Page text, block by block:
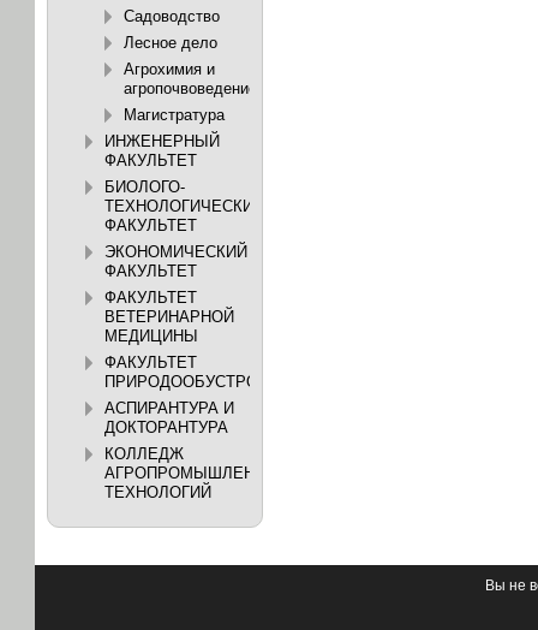
Садоводство
Лесное дело
Агрохимия и
агропочвоведение
Магистратура
ИНЖЕНЕРНЫЙ
ФАКУЛЬТЕТ
БИОЛОГО-
ТЕХНОЛОГИЧЕСКИЙ
ФАКУЛЬТЕТ
ЭКОНОМИЧЕСКИЙ
ФАКУЛЬТЕТ
ФАКУЛЬТЕТ
ВЕТЕРИНАРНОЙ
МЕДИЦИНЫ
ФАКУЛЬТЕТ
ПРИРОДООБУСТРОЙСТВА
АСПИРАНТУРА И
ДОКТОРАНТУРА
КОЛЛЕДЖ
АГРОПРОМЫШЛЕННЫХ
ТЕХНОЛОГИЙ
Вы не